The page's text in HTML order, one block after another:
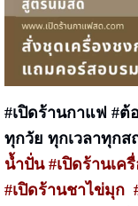
#เปิดร้านกาแฟ #ต้
ทุกวัย ทุกเวลาทุกส
น้ำปั่น #เปิดร้านเค
#เปิดร้านชาไข่มุก